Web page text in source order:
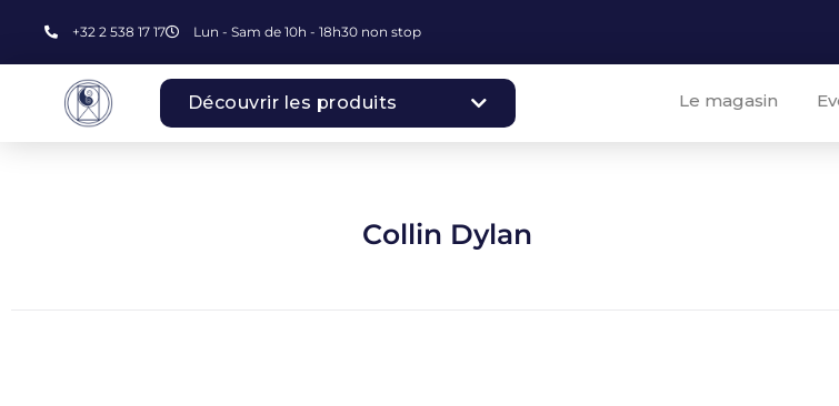
+32 2 538 17 17 Lun - Sam de 10h - 18h30 non stop
Découvrir les produits Le magasin
Collin Dylan